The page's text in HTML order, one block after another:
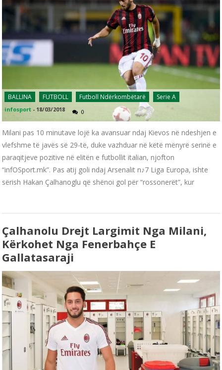
BALLINA FUTBOLL Futboll Ndërkombëtarë Serie A
infosport - 18/03/2018 0
Milani pas 10 minutave lojë ka avansuar ndaj Kievos në ndeshjen e
vlefshme të javës së 29-të, duke vazhduar në këtë mënyrë serinë e
paraqitjeve pozitive në elitën e futbollit italian, njofton
“infOSport.mk”. Pas atij goli ndaj Arsenalit n♪7 Liga Europa, ishte
sërish Hakan Çalhanoglu që shënoi gol për “rossonerët”, kur
Çalhanolu Drejt Largimit Nga Milani,
Kërkohet Nga Fenerbahçe E
Gallatasaraji